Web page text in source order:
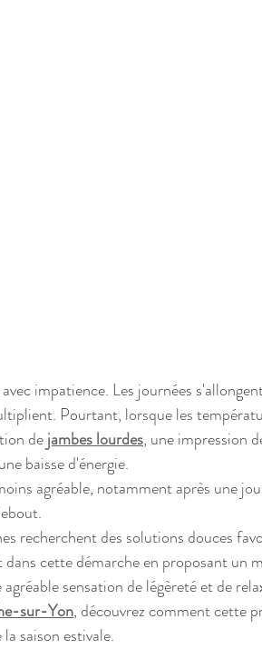
impatience. Les journées
Pourtant, lorsque les
dejambes lourdes, une impression
baisse d'énergie.
agréable, notamment après une
recherchent des solutions douces
cette démarche en proposant un
sensation de légèreté et de
sur-Yon, découvrez comment cette
saison estivale.